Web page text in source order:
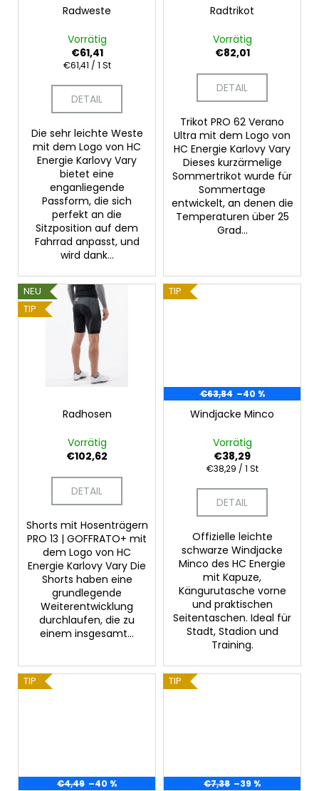
Radweste
Vorrätig
€61,41
Verkaufspreis:
€61,41 / 1 St
DETAIL
Die sehr leichte Weste
mit dem Logo von HC
Energie Karlovy Vary
bietet eine
enganliegende
Passform, die sich
perfekt an die
Sitzposition auf dem
Fahrrad anpasst, und
wird dank...
Radtrikot
Vorrätig
€82,01
DETAIL
Trikot PRO 62 Verano
Ultra mit dem Logo von
HC Energie Karlovy Vary
Dieses kurzärmelige
Sommertrikot wurde für
Sommertage
entwickelt, an denen die
Temperaturen über 25
Grad...
NEU
TIP
Radhosen
Vorrätig
€102,62
DETAIL
Shorts mit Hosenträgern
PRO 13 | GOFFRATO+ mit
dem Logo von HC
Energie Karlovy Vary Die
Shorts haben eine
grundlegende
Weiterentwicklung
durchlaufen, die zu
einem insgesamt...
TIP
€63,84 –40 %
Windjacke Minco
Vorrätig
€38,29
Verkaufspreis:
€38,29 / 1 St
DETAIL
Offizielle leichte
schwarze Windjacke
Minco des HC Energie
mit Kapuze,
Kängurutasche vorne
und praktischen
Seitentaschen. Ideal für
Stadt, Stadion und
Training.
TIP
€4,49 –40 %
TIP
€7,38 –39 %
Ursprünglich: